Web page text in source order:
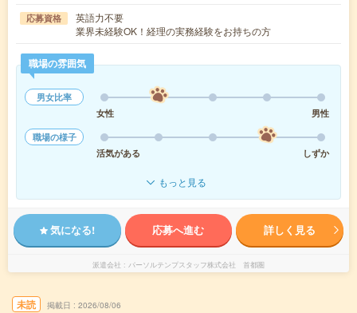
応募資格
英語力不要
業界未経験OK！経理の実務経験をお持ちの方
職場の雰囲気
男女比率
女性
男性
職場の様子
活気がある
しずか
もっと見る
気になる! 応募へ進む 詳しく見る
派遣会社 パーソルテンプスタッフ株式会社 首都圏
未読 掲載日 2026/08/06